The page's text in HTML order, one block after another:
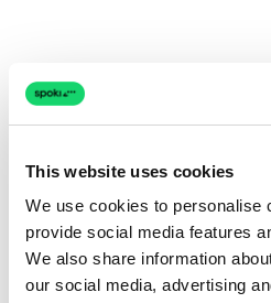
This website uses cookies
We use cookies to personalise
provide social media features
We also share information
our social media, advertising